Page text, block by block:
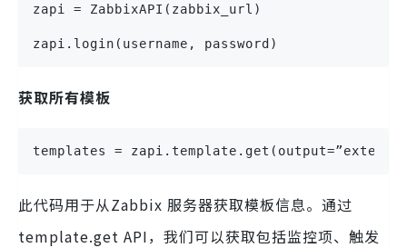
zapi = ZabbixAPI(zabbix_url)
zapi.login(username, password)
获取所有模板
templates =
此代码用于从Zabbix 服务器获取模板信息。通过
template.get API，我们可以获取包括监控项、触发